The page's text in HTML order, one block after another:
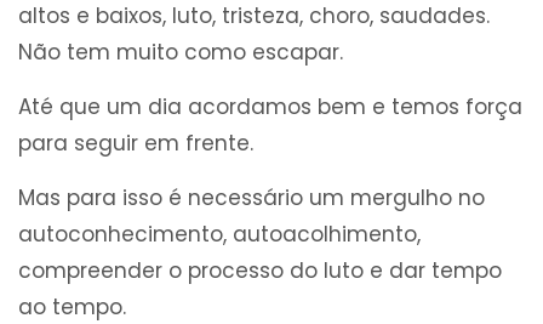
altos e baixos, luto, tristeza, choro, saudades.
Não tem muito como escapar.
Até que um dia acordamos bem e temos força
para seguir em frente.
Mas para isso é necessário um mergulho no
autoconhecimento, autoacolhimento,
compreender o processo do luto e dar tempo
ao tempo.